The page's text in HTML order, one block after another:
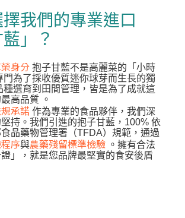
我們的專業進口
藍」？
身分 抱子甘藍不是高麗菜的「小時
門為了採收優質迷你球芽而生長的獨
種選育到田間管理，皆是為了成就這
高品質 。
承諾 作為專業的食品夥伴，我們深
持。我們引進的抱子甘藍，100% 依
品藥物管理署（TFDA）規範，通過
序與農藥殘留標準檢驗 。擁有合法
」，就是您品牌最堅實的食安後盾